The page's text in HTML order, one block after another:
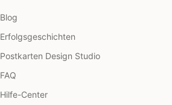
Blog
Erfolgsgeschichten
Postkarten Design Studio
FAQ
Hilfe-Center